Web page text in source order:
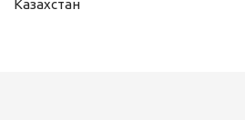
Казахстан